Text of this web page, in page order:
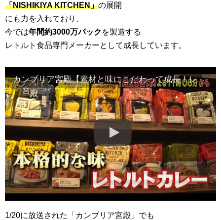
「NISHIKIYA KITCHEN」の展開
にも力を入れており、
今では年間約3000万パック を製造する
レトルト食品専門メーカーとして成長しています。
カンブリア宮殿【素材と味にこだわって成長！レトルト業界の黒子企業】
1/20に放送された「カンブリア宮殿」でも